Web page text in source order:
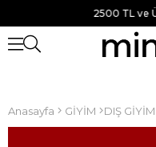
2500 TL ve ÜZERİ
Anasayfa GİYİM DIŞ GİYİM